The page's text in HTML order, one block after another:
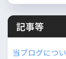
記事等
当ブログにつ